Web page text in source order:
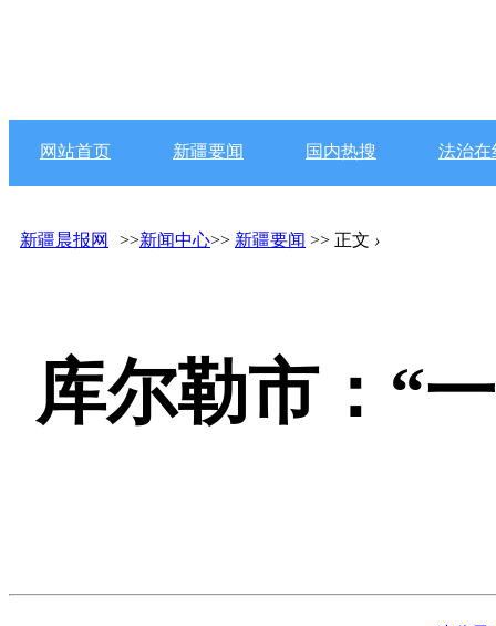
网站首页 新疆要闻 国内热搜 法治在
新疆晨报网 >>新闻中心>> 新疆要闻 >> 正文 ›
库尔勒市：“